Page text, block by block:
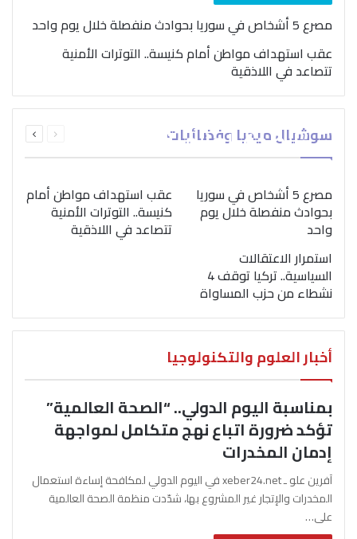
مصرع 5 أشخاص في سوريا بحوادث منفصلة خلال يوم واحد
عقب استهداف مواطن أمام كنيسة.. التوترات الأمنية
تتصاعد في اللاذقية
سوشيال ميديا وفضائيات الصفحةالصفحة
بمناسبة اليوم الدولي..
“الصحة العالمية” تؤكد
ضرورة اتباع نهج متكامل
لمواجهة إدمان المخدرات
مصرع 5 أشخاص في سوريا
بحوادث منفصلة خلال يوم
واحد
عقب استهداف مواطن أمام
كنيسة.. التوترات الأمنية
تتصاعد في اللاذقية
استمرار الاعتقالات
السياسية.. تركيا توقف 4
نشطاء من حزب المساواة
أخبار العلوم والتكنولوجيا
بمناسبة اليوم الدولي.. “الصحة العالمية”
تؤكد ضرورة اتباع نهج متكامل لمواجهة
إدمان المخدرات
آفرين علو ـ xeber24.net في اليوم الدولي لمكافحة إساءة استعمال
المخدرات والإتجار غير المشروع بها، شدّدت منظمة الصحة العالمية
على…